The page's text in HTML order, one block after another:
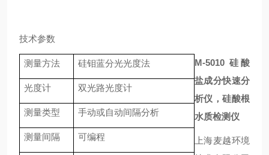
技术参数
测量方法 硅钼蓝分光光度法
光度计 双光路光度计
测量类型 手动或自动间隔分析
测量间隔 可编程
M-5010 硅酸
盐成分快速分
析仪，硅酸根
水质检测仪
上海麦越环境